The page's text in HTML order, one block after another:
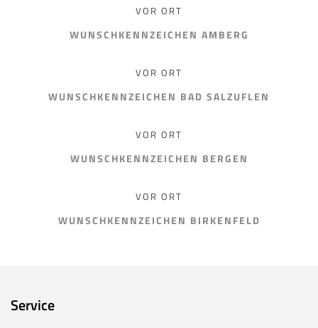
VOR ORT
WUNSCHKENNZEICHEN AMBERG
VOR ORT
WUNSCHKENNZEICHEN BAD SALZUFLEN
VOR ORT
WUNSCHKENNZEICHEN BERGEN
VOR ORT
WUNSCHKENNZEICHEN BIRKENFELD
Service